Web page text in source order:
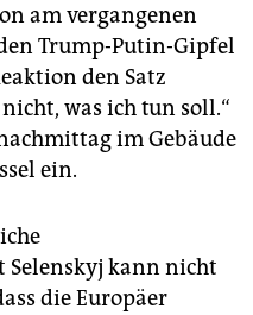
am vergangenen
Trump-­Putin-Gipfel
den Satz
was ich tun soll.“
im Gebäude
ein.
kann nicht
die Europäer